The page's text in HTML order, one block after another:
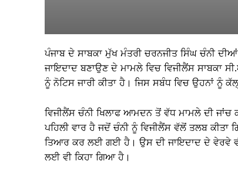
ਪੰਜਾਬ ਦੇ ਸਾਬਕਾ ਮੁੱਖ ਮੰਤਰੀ ਚਰਨਜੀਤ ਸਿੰਘ ਚੰਨੀ
ਜਾਇਦਾਦ ਬਣਾਉਣ ਦੇ ਮਾਮਲੇ ਵਿਚ ਵਿਜੀਲੈਂਸ ਸਾਬਕਾ
ਨੂੰ ਨੋਟਿਸ ਜਾਰੀ ਕੀਤਾ ਹੈ। ਜਿਸ ਸਬੰਧ ਵਿਚ ਉਹਨਾਂ
ਵਿਜੀਲੈਂਸ ਚੰਨੀ ਖਿਲਾਫ ਆਮਦਨ ਤੋਂ ਵੱਧ ਮਾਮਲੇ ਦੀ ਜਾਂਚ
ਪਹਿਲੀ ਵਾਰ ਹੈ ਜਦੋਂ ਚੰਨੀ ਨੂੰ ਵਿਜੀਲੈਂਸ ਵੱਲੋਂ ਤਲਬ
ਤਿਆਰ ਕਰ ਲਈ ਗਈ ਹੈ। ਉਸ ਦੀ ਜਾਇਦਾਦ ਦੇ ਵੇਰਵੇ
ਲਈ ਵੀ ਕਿਹਾ ਗਿਆ ਹੈ।